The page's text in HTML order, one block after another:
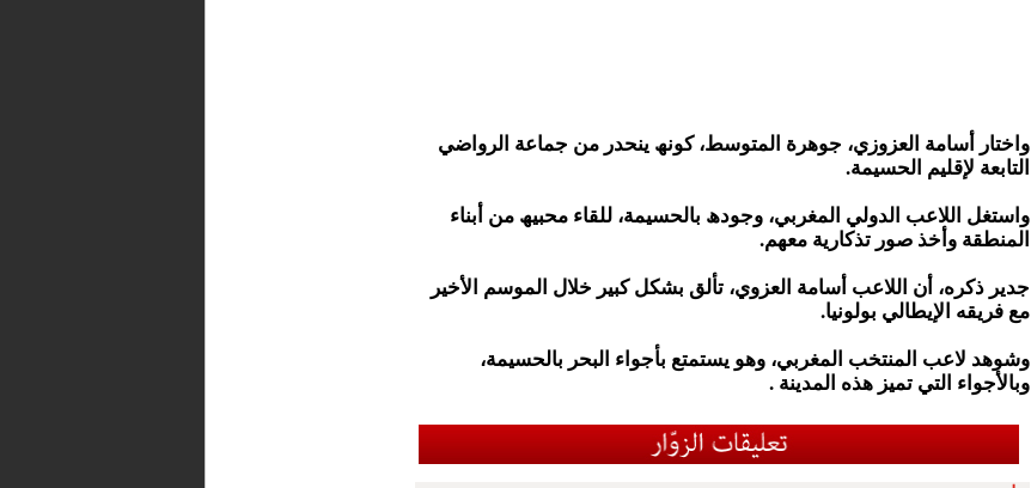
واختار أسامة العزوزي، جوھرة المتوسط، كونھ ينحدر من جماعة الرواضي
التابعة لإقليم الحسيمة.
واستغل اللاعب الدولي المغربي، وجودھ بالحسيمة، للقاء محبيھ من أبناء
المنطقة وأخذ صور تذكارية معھم.
جدير ذكره، أن اللاعب أسامة العزوي، تألق بشكل كبير خلال الموسم الأخير
مع فريقه الإيطالي بولونيا.
وشوھد لاعب المنتخب المغربي، وھو يستمتع بأجواء البحر بالحسيمة،
وبالأجواء التي تميز هذه المدينة .